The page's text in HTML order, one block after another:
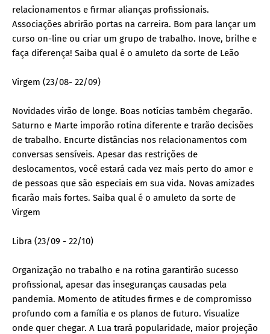
relacionamentos e firmar alianças profissionais.
Associações abrirão portas na carreira. Bom para lançar um
curso on-line ou criar um grupo de trabalho. Inove, brilhe e
faça diferença! Saiba qual é o amuleto da sorte de Leão
Virgem (23/08- 22/09)
Novidades virão de longe. Boas notícias também chegarão.
Saturno e Marte imporão rotina diferente e trarão decisões
de trabalho. Encurte distâncias nos relacionamentos com
conversas sensíveis. Apesar das restrições de
deslocamentos, você estará cada vez mais perto do amor e
de pessoas que são especiais em sua vida. Novas amizades
ficarão mais fortes. Saiba qual é o amuleto da sorte de
Virgem
Libra (23/09 - 22/10)
Organização no trabalho e na rotina garantirão sucesso
profissional, apesar das inseguranças causadas pela
pandemia. Momento de atitudes firmes e de compromisso
profundo com a família e os planos de futuro. Visualize
onde quer chegar. A Lua trará popularidade, maior projeção